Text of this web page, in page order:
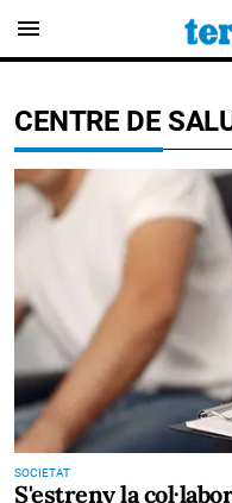
menu
CENTRE DE
SOCIETAT
S'estreny la